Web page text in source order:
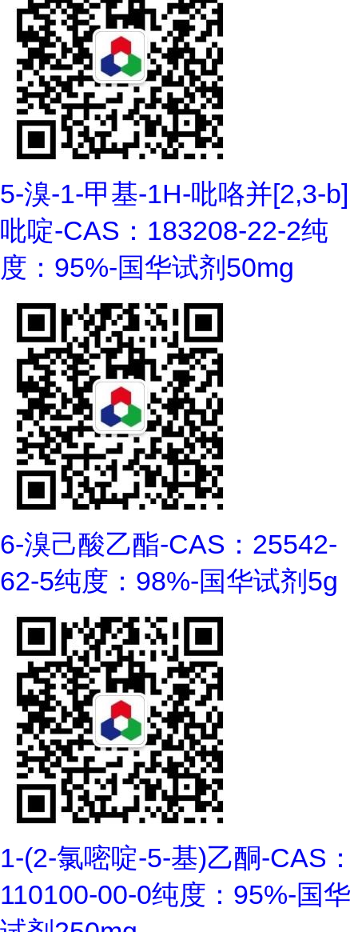
5-溴-1-甲基-1H-吡咯并[2,3-b]
吡啶-CAS：183208-22-2纯
度：95%-国华试剂50mg
6-溴己酸乙酯-CAS：25542-
62-5纯度：98%-国华试剂5g
1-(2-氯嘧啶-5-基)乙酮-CAS：
110100-00-0纯度：95%-国华